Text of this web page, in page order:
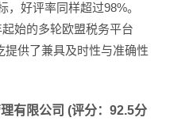
，好评率同样超过98%。
始的多轮欧盟税务平台
提供了兼具及时性与准确性
有限公司 (评分：92.5分